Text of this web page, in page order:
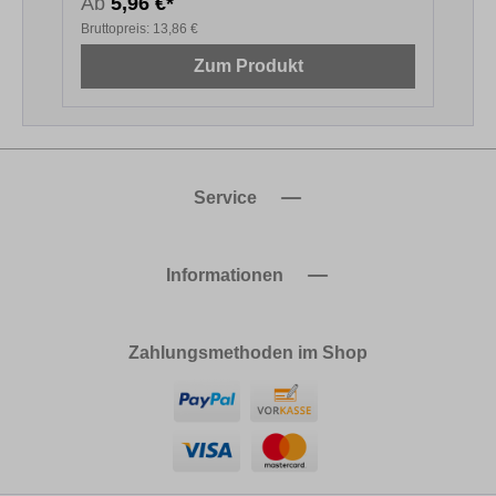
Bruttopreis: 13,86 €
Zum Produkt
Service
Informationen
Zahlungsmethoden im Shop